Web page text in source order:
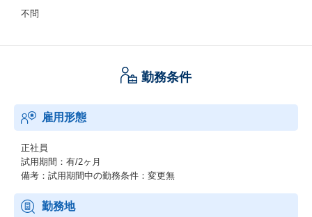
不問
勤務条件
雇用形態
正社員
試用期間：有/2ヶ月
備考：試用期間中の勤務条件：変更無
勤務地